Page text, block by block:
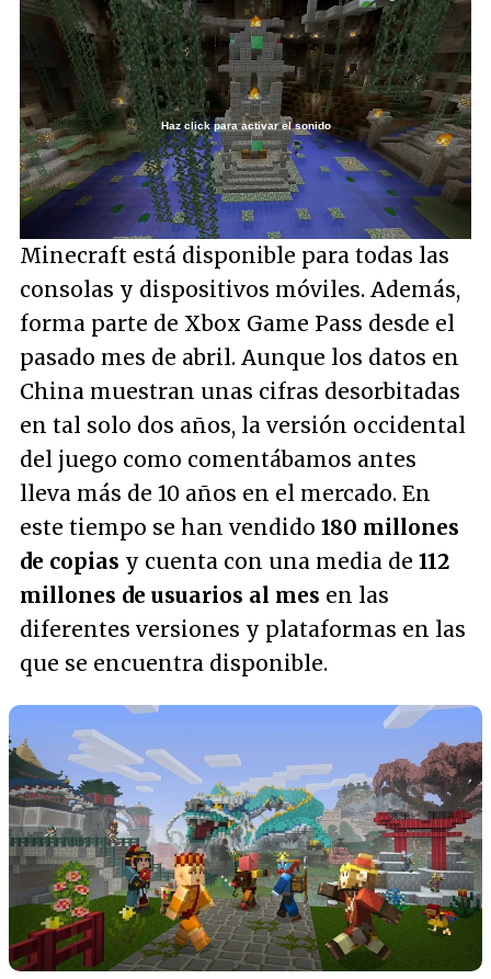
Unmute /
Loaded:
51.40%
Haz click para activar el sonido
Minecraft está disponible para todas las
consolas y dispositivos móviles. Además,
forma parte de Xbox Game Pass desde el
pasado mes de abril. Aunque los datos en
China muestran unas cifras desorbitadas
en tal solo dos años, la versión occidental
del juego como comentábamos antes
lleva más de 10 años en el mercado. En
este tiempo se han vendido 180 millones
de copias y cuenta con una media de 112
millones de usuarios al mes en las
diferentes versiones y plataformas en las
que se encuentra disponible.